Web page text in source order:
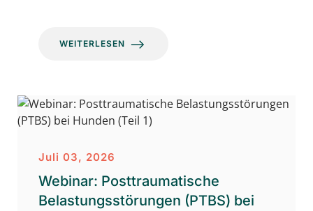
WEITERLESEN
Juli 03, 2026
Webinar: Posttraumatische
Belastungsstörungen (PTBS) bei